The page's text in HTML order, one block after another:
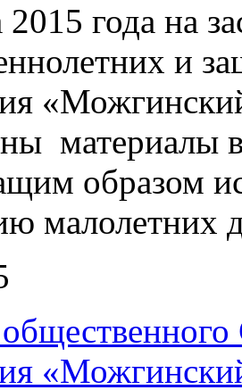
2015 года на
и
материалы
образом
малолетних